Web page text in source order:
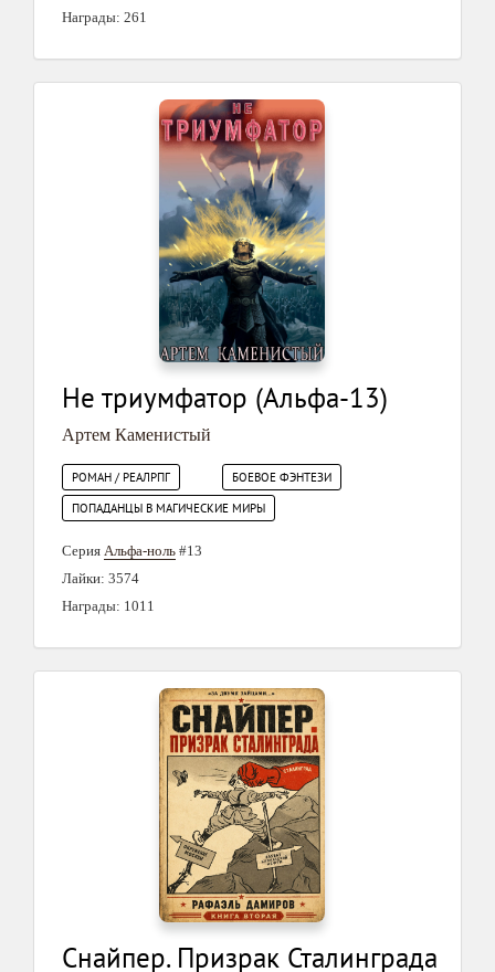
Награды: 261
Не триумфатор (Альфа-13)
Артем Каменистый
РОМАН / РЕАЛРПГ
БОЕВОЕ ФЭНТЕЗИ
ПОПАДАНЦЫ В МАГИЧЕСКИЕ МИРЫ
Серия Альфа-ноль #13
Лайки: 3574
Награды: 1011
Снайпер. Призрак Сталинграда